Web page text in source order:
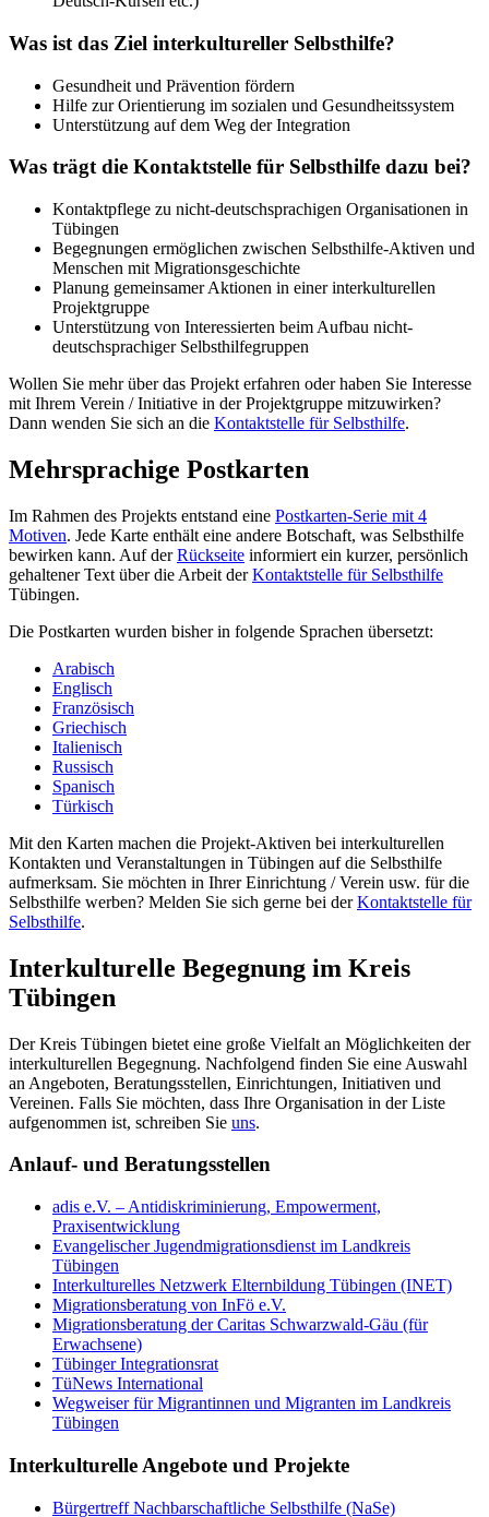
Was ist das Ziel interkultureller Selbsthilfe?
Gesundheit und Prävention fördern
Hilfe zur Orientierung im sozialen und Gesundheitssystem
Unterstützung auf dem Weg der Integration
Was trägt die Kontaktstelle für Selbsthilfe dazu bei?
Kontaktpflege zu nicht-deutschsprachigen Organisationen in
Tübingen
Begegnungen ermöglichen zwischen Selbsthilfe-Aktiven und
Menschen mit Migrationsgeschichte
Planung gemeinsamer Aktionen in einer interkulturellen
Projektgruppe
Unterstützung von Interessierten beim Aufbau nicht-
deutschsprachiger Selbsthilfegruppen
Wollen Sie mehr über das Projekt erfahren oder haben Sie Interesse
mit Ihrem Verein / Initiative in der Projektgruppe mitzuwirken?
Dann wenden Sie sich an die Kontaktstelle für Selbsthilfe.
Mehrsprachige Postkarten
Im Rahmen des Projekts entstand eine Postkarten-Serie mit 4
Motiven. Jede Karte enthält eine andere Botschaft, was Selbsthilfe
bewirken kann. Auf derRückseite informiert ein kurzer, persönlich
gehaltener Text über die Arbeit derKontaktstelle für Selbsthilfe
Tübingen.
Die Postkarten wurden bisher in folgende Sprachen übersetzt:
Arabisch
Englisch
Französisch
Griechisch
Italienisch
Russisch
Spanisch
Türkisch
Mit den Karten machen die Projekt-Aktiven bei interkulturellen
Kontakten und Veranstaltungen in Tübingen auf die Selbsthilfe
aufmerksam. Sie möchten in Ihrer Einrichtung / Verein usw. für die
Selbsthilfe werben? Melden Sie sich gerne bei derKontaktstelle für
Selbsthilfe.
Interkulturelle Begegnung im Kreis
Tübingen
Der Kreis Tübingen bietet eine große Vielfalt an Möglichkeiten der
interkulturellen Begegnung. Nachfolgend finden Sie eine Auswahl
an Angeboten, Beratungsstellen, Einrichtungen, Initiativen und
Vereinen. Falls Sie möchten, dass Ihre Organisation in der Liste
aufgenommen ist, schreiben Sie uns.
Anlauf- und Beratungsstellen
adis e.V. – Antidiskriminierung, Empowerment,
Praxisentwicklung
Evangelischer Jugendmigrationsdienst im Landkreis
Tübingen
Interkulturelles Netzwerk Elternbildung Tübingen (INET)
Migrationsberatung von InFö e.V.
Migrationsberatung der Caritas Schwarzwald-Gäu (für
Erwachsene)
Tübinger Integrationsrat
TüNews International
Wegweiser für Migrantinnen und Migranten im Landkreis
Tübingen
Interkulturelle Angebote und Projekte
Bürgertreff Nachbarschaftliche Selbsthilfe (NaSe)